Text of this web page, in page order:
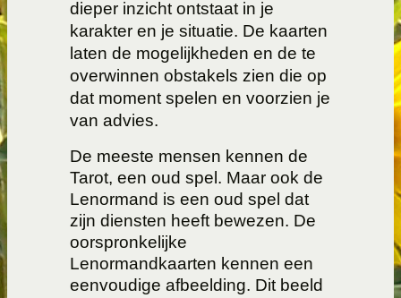
dieper inzicht ontstaat in je
karakter en je situatie. De kaarten
laten de mogelijkheden en de te
overwinnen obstakels zien die op
dat moment spelen en voorzien je
van advies.
De meeste mensen kennen de
Tarot, een oud spel. Maar ook de
Lenormand is een oud spel dat
zijn diensten heeft bewezen. De
oorspronkelijke
Lenormandkaarten kennen een
eenvoudige afbeelding. Dit beeld